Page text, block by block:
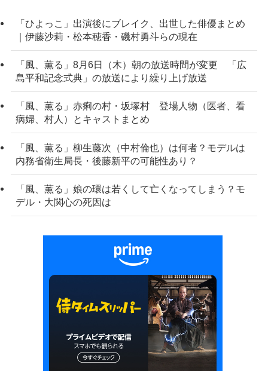
「ひよっこ」出演後にブレイク、出世した俳優まとめ
｜伊藤沙莉・松本穂香・磯村勇斗らの現在
「風、薫る」8月6日（木）朝の放送時間が変更 「広
島平和記念式典」の放送により繰り上げ放送
「風、薫る」赤痢の村・坂塚村 登場人物（医者、看
病婦、村人）とキャストまとめ
「風、薫る」柳生藤次（中村倫也）は何者？モデルは
内務省衛生局長・後藤新平の可能性あり？
「風、薫る」娘の環は若くして亡くなってしまう？モ
デル・大関心の死因は